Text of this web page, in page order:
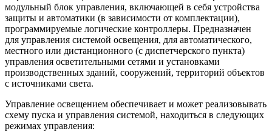
модульный блок управления, включающей в себя устройства
защиты и автоматики (в зависимости от комплектации),
программируемые логические контроллеры. Предназначен
для управления системой освещения, для автоматического,
местного или дистанционного (с диспетчерского пункта)
управления осветительными сетями и установками
производственных зданий, сооружений, территорий объектов
с источниками света.
Управление освещением обеспечивает и может реализовывать
схему пуска и управления системой, находиться в следующих
режимах управления: